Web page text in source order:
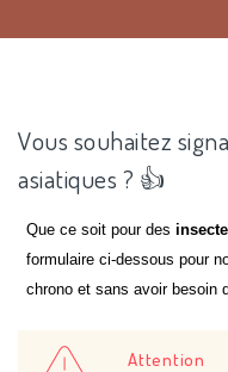
Vous souhaitez
asiatiques ? 👍
Que ce soit pour des
formulaire ci-dessous pour
chrono et sans avoir besoin
Attention